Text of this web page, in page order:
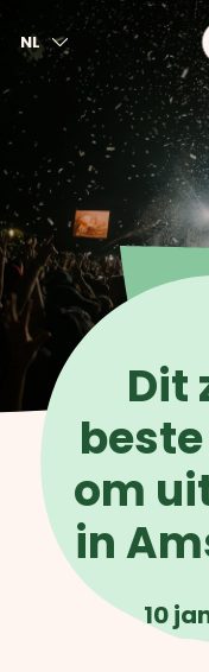
NL
EN
FR
DE
IT
ES
Dit
om
in
10